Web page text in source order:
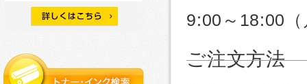
9:00～18:00
ご注文方法